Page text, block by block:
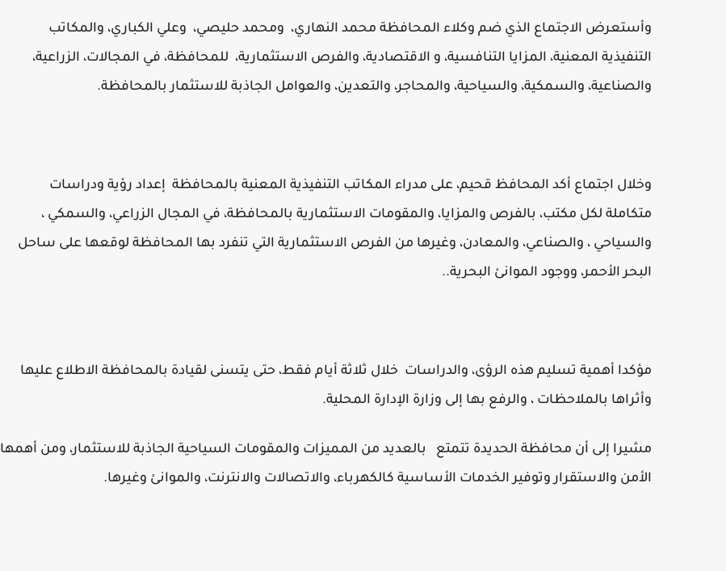
وأستعرض الاجتماع الذي ضم وكلاء المحافظة محمد النهاري، ومحمد حليصي، وعلي الكباري، والمكاتب
التنفيذية المعنية، المزايا التنافسية، و الاقتصادية، والفرص الاستثمارية، للمحافظة، في المجالات، الزراعية،
والصناعية، والسمكية، والسياحية، والمحاجر، والتعدين، والعوامل الجاذبة للاستثمار بالمحافظة.
وخلال اجتماع أكد المحافظ قحيم، على مدراء المكاتب التنفيذية المعنية بالمحافظة إعداد رؤية ودراسات
متكاملة لكل مكتب، بالفرص والمزايا، والمقومات الاستثمارية بالمحافظة، في المجال الزراعي، والسمكي ،
والسياحي ، والصناعي، والمعادن، وغيرها من الفرص الاستثمارية التي تنفرد بها المحافظة لوقعها على ساحل
البحر الأحمر، ووجود الموانئ البحرية..
مؤكدا أهمية تسليم هذه الرؤى، والدراسات خلال ثلاثة أيام فقط، حتى يتسنى لقيادة بالمحافظة الاطلاع عليها
وأثراها بالملاحظات ، والرفع بها إلى وزارة الإدارة المحلية.
مشيرا إلى أن محافظة الحديدة تتمتع بالعديد من المميزات والمقومات السياحية الجاذبة للاستثمار، ومن أهمها
الأمن والاستقرار وتوفير الخدمات الأساسية كالكهرباء، والاتصالات والانترنت، والموانئ وغيرها.